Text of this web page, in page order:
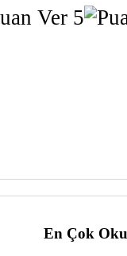
En Çok